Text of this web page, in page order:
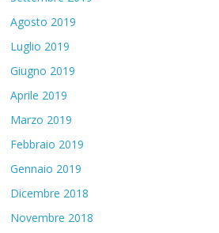
Agosto 2019
Luglio 2019
Giugno 2019
Aprile 2019
Marzo 2019
Febbraio 2019
Gennaio 2019
Dicembre 2018
Novembre 2018